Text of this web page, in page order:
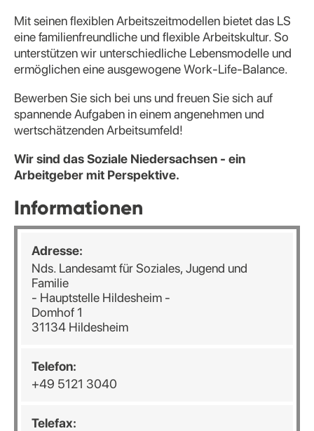
Mit seinen flexiblen Arbeitszeitmodellen bietet das LS
eine familienfreundliche und flexible Arbeitskultur. So
unterstützen wir unterschiedliche Lebensmodelle und
ermöglichen eine ausgewogene Work-Life-Balance.
Bewerben Sie sich bei uns und freuen Sie sich auf
spannende Aufgaben in einem angenehmen und
wertschätzenden Arbeitsumfeld!
Wir sind das Soziale Niedersachsen - ein
Arbeitgeber mit Perspektive.
Informationen
Adresse:
Nds. Landesamt für Soziales, Jugend und
Familie
- Hauptstelle Hildesheim -
Domhof 1
31134 Hildesheim
Telefon:
+49 5121 3040
Telefax: